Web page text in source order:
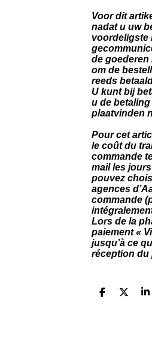
Voor dit
nadat u uw
voordeligste
de goederen
om de
reeds
U kunt bij
u de
plaatvinden
Pour cet
le coût du
commande
mail les
pouvez
agences
commande
Lors de la
paiement «
jusqu’à ce
réception du
D
D
S